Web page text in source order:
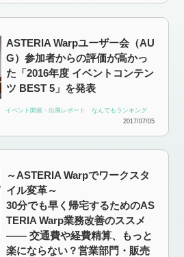
ASTERIA Warpユーザー会（AU
G）参加者からの評価が高かっ
た「2016年度 イベントコンテン
ツ BEST 5」を発表
イベント開催・出展レポート
なんでもランキング
2017/07/05
～ASTERIA Warpでワークスタ
イル変革～
30分でも早く帰宅するためのAS
TERIA Warp業務改善のススメ
—— 交通費や経費精算、もっと
楽にならない？営業部門・販売